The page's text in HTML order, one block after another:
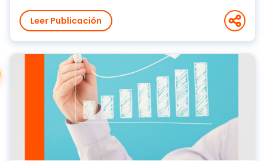
Leer Publicación